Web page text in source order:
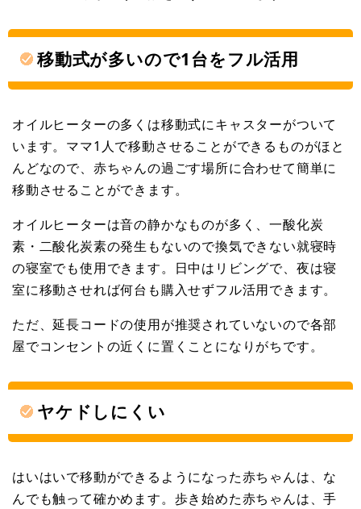
移動式が多いので1台をフル活用
オイルヒーターの多くは移動式にキャスターがついて
います。ママ1人で移動させることができるものがほと
んどなので、赤ちゃんの過ごす場所に合わせて簡単に
移動させることができます。
オイルヒーターは音の静かなものが多く、一酸化炭
素・二酸化炭素の発生もないので換気できない就寝時
の寝室でも使用できます。日中はリビングで、夜は寝
室に移動させれば何台も購入せずフル活用できます。
ただ、延長コードの使用が推奨されていないので各部
屋でコンセントの近くに置くことになりがちです。
ヤケドしにくい
はいはいで移動ができるようになった赤ちゃんは、な
んでも触って確かめます。歩き始めた赤ちゃんは、手